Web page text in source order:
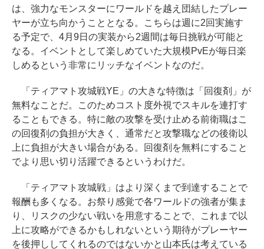
は、強力なモンスターにワールドを越え団結したプレー
ヤーが立ち向かうこととなる。こちらは週に2回実施す
る予定で、4月9日の実装から2週間は毎日挑戦が可能と
なる。イベントとして楽しめていた大規模PvEが毎日楽
しめるという非常にリッチなイベントなのだ。
「ティアマト攻城戦YE」の大きな特徴は「回復剤」が
無料なことだ。このためコスト度外視でスキルを連打す
ることもできる。特に敵の攻撃を受け止める前衛職はこ
の回復剤の負担が大きく、通常だと攻撃職などの後衛以
上に負担が大きい場合がある。回復剤を無料にすること
でより思い切り活躍できるというわけだ。
「ティアマト攻城戦」はより深くまで到達することで
報酬も多くなる。お祭り感覚で各ワールドの強者が集ま
り、リスクの少ない戦いを用意することで、これまで以
上に攻略ができるかもしれないという期待がプレーヤー
を後押ししてくれるのではないかと山本氏は考えている